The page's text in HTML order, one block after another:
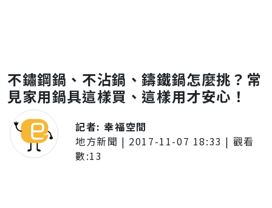
不鏽鋼鍋、不沾鍋、鑄鐵鍋怎麼挑？常
見家用鍋具這樣買、這樣用才安心！
記者:幸福空間
地方新聞 | 2017-11-07 18:33 | 觀看
數:13